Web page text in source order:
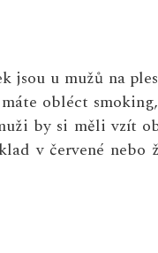
u mužů na
obléct
by si měli vzít
v červené